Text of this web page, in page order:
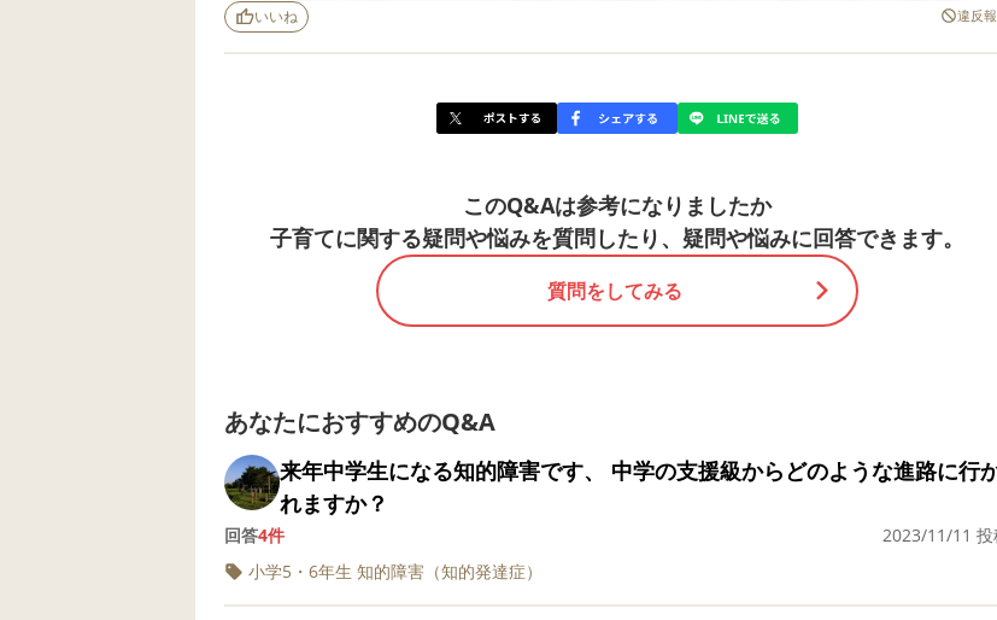
が…
貴重な体験談本当にありがとうございました🙇
accusantium et. Est voluptatem quia. Animi est eum. Soluta quia et. Ut et quos.
dolorem cupiditate. Vel quam molestiae. Dolorem omnis facere.
いいね 違反
このQ&Aは参考になりましたか
子育てに関する疑問や悩みを質問したり、疑問や悩みに回答できます。
質問をしてみる
あなたにおすすめのQ&A
来年中学生になる知的障害です、 中学の支援級からどのような進路に行
れますか？
回答4件
2023/11/11 投
小学5・6年生 知的障害（知的発達症）